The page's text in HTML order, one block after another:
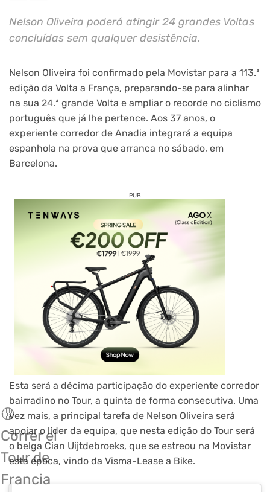
Nelson Oliveira poderá atingir 24 grandes Voltas
concluídas sem qualquer desistência.
Nelson Oliveira foi confirmado pela Movistar para a 113.ª
edição da Volta a França, preparando-se para alinhar
na sua 24.ª grande Volta e ampliar o recorde no ciclismo
português que já lhe pertence. Aos 37 anos, o
experiente corredor de Anadia integrará a equipa
espanhola na prova que arranca no sábado, em
Barcelona.
PUB
Esta será a décima participação do experiente corredor
bairradino no Tour, a quinta de forma consecutiva. Uma
vez mais, a principal tarefa de Nelson Oliveira será
apoiar o líder da equipa, que nesta edição do Tour será
o belga Cian Uijtdebroeks, que se estreou na Movistar
esta época, vindo da Visma-Lease a Bike.
🟡
Correr el
Tour de
Francia